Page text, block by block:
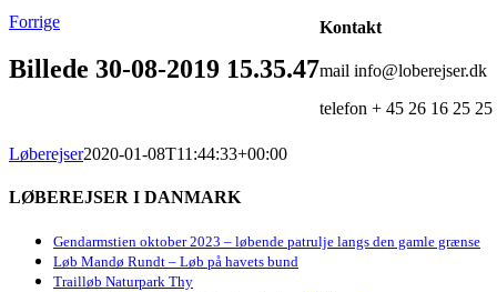
Forrige
Billede 30-08-2019 15.35.47
Løberejser2020-01-08T11:44:33+00:00
LØBEREJSER I DANMARK
Gendarmstien oktober 2023 – løbende patrulje langs den gamle grænse
Løb Mandø Rundt – Løb på havets bund
Trailløb Naturpark Thy
Kontakt
mail info@loberejser.dk
telefon + 45 26 16 25 25